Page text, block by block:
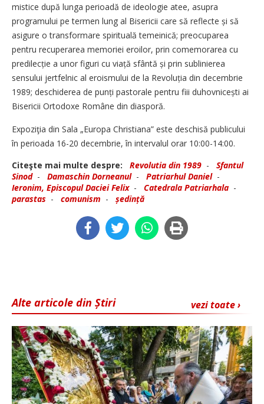
mistice după lunga perioadă de ideologie atee, asupra
programului pe termen lung al Bisericii care să reflecte și să
asigure o transformare spirituală temeinică; preocuparea
pentru recuperarea memoriei eroilor, prin comemorarea cu
predilecție a unor figuri cu viață sfântă și prin sublinierea
sensului jertfelnic al eroismului de la Revoluția din decembrie
1989; deschiderea de punți pastorale pentru fiii duhovnicești ai
­Bisericii Ortodoxe Române din diasporă.
Expoziţia din Sala „Europa Christiana” este deschisă publicului
în perioada 16-20 decembrie, în intervalul orar 10:00-14:00.
Citeşte mai multe despre:
Revolutia din 1989 - Sfantul
Sinod- Damaschin Dorneanul- Patriarhul Daniel-
Ieronim, Episcopul Daciei Felix- Catedrala Patriarhala -
parastas - comunism - ședință
vezi toate ›
Alte articole din Știri